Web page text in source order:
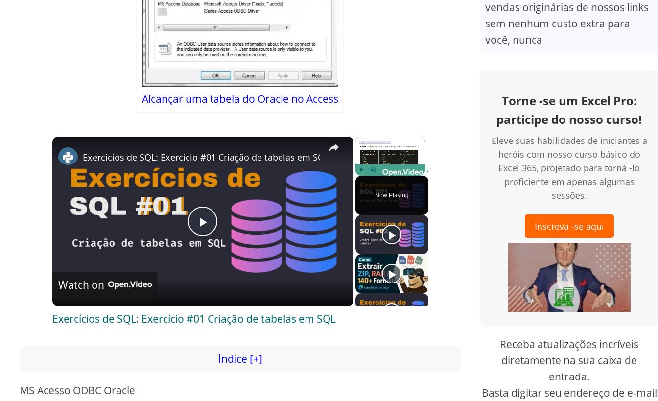
Alcançar uma tabela do Oracle no Access
×
Now Playing
×
P
y
Exercícios de SQL: Exercício #01 Criação de tabelas em SQL
Watch on
Exercícios de SQL: Exercício #01 Criação de tabelas em SQL
Índice [+]
MS Acesso ODBC Oracle
vendas originárias de nossos links
sem nenhum custo extra para
você, nunca
Torne -se um Excel Pro:
participe do nosso curso!
Eleve suas habilidades de iniciantes a
heróis com nosso curso básico do
Excel 365, projetado para torná -lo
proficiente em apenas algumas
sessões.
Inscreva -se aqui
Receba atualizações incríveis
diretamente na sua caixa de
entrada.
Basta digitar seu endereço de e-mail